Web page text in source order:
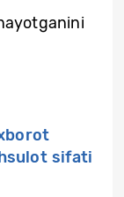
sifati